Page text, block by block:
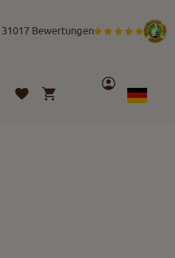
31017 Bewertungen
Wunschliste
Mein Warenkorb
Konto
Sprache
German